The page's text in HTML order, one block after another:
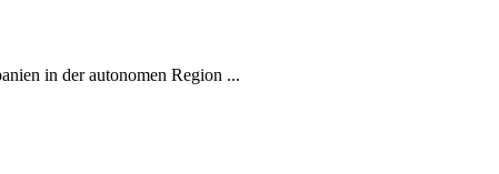
in der autonomen Region ...